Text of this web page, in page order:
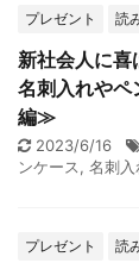
プレゼント 読
新社会人に喜
名刺入れや
編≫
2023/6/16
ンケース, 名刺入
プレゼント 読